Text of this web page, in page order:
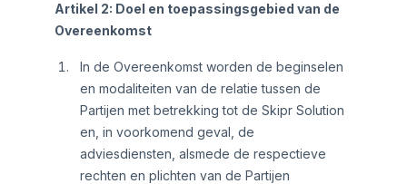
Artikel 2: Doel en toepassingsgebied van de
Overeenkomst
In de Overeenkomst worden de beginselen
en modaliteiten van de relatie tussen de
Partijen met betrekking tot de Skipr Solution
en, in voorkomend geval, de
adviesdiensten, alsmede de respectieve
rechten en plichten van de Partijen